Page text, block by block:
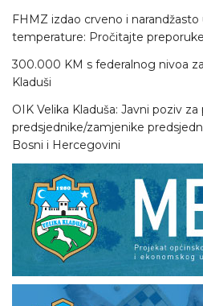
FHMZ izdao crveno i
temperature: Pročitajte
300.000 KM s federalnog nivoa
Kladuši
OIK Velika Kladuša: Javni poziv
predsjednike/zamjenike
Bosni i Hercegovini